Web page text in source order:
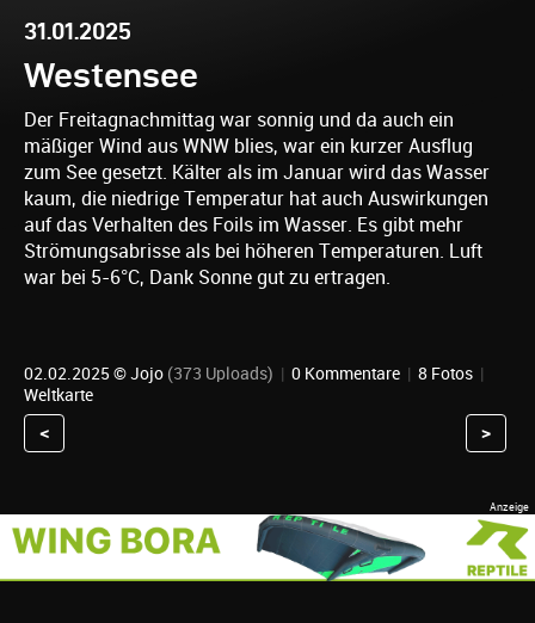
31.01.2025
Westensee
Der Freitagnachmittag war sonnig und da auch ein
mäßiger Wind aus WNW blies, war ein kurzer Ausflug
zum See gesetzt. Kälter als im Januar wird das Wasser
kaum, die niedrige Temperatur hat auch Auswirkungen
auf das Verhalten des Foils im Wasser. Es gibt mehr
Strömungsabrisse als bei höheren Temperaturen. Luft
war bei 5-6°C, Dank Sonne gut zu ertragen.
02.02.2025 ©Jojo (373 Uploads) | 0 Kommentare | 8 Fotos |
Weltkarte
< >